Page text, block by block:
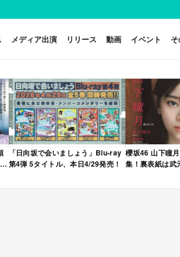
メディア出演 リリース 動画 イベント
「日向坂で会いましょう」Blu-ray
第4弾 5タイトル、本日4/29発売！
櫻坂46 山下瞳
集！裏表紙は武
6月号」本日4/